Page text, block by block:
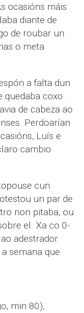
ocasións máis
diante de
de roubar un
o meta
a falta dun
quedaba coxo.
de cabeza ao
Perdoarían
Luís e
cambio
cun
un par de
non pitaba, ou
el. Xa co 0-
adestrador
semana que
min.80),